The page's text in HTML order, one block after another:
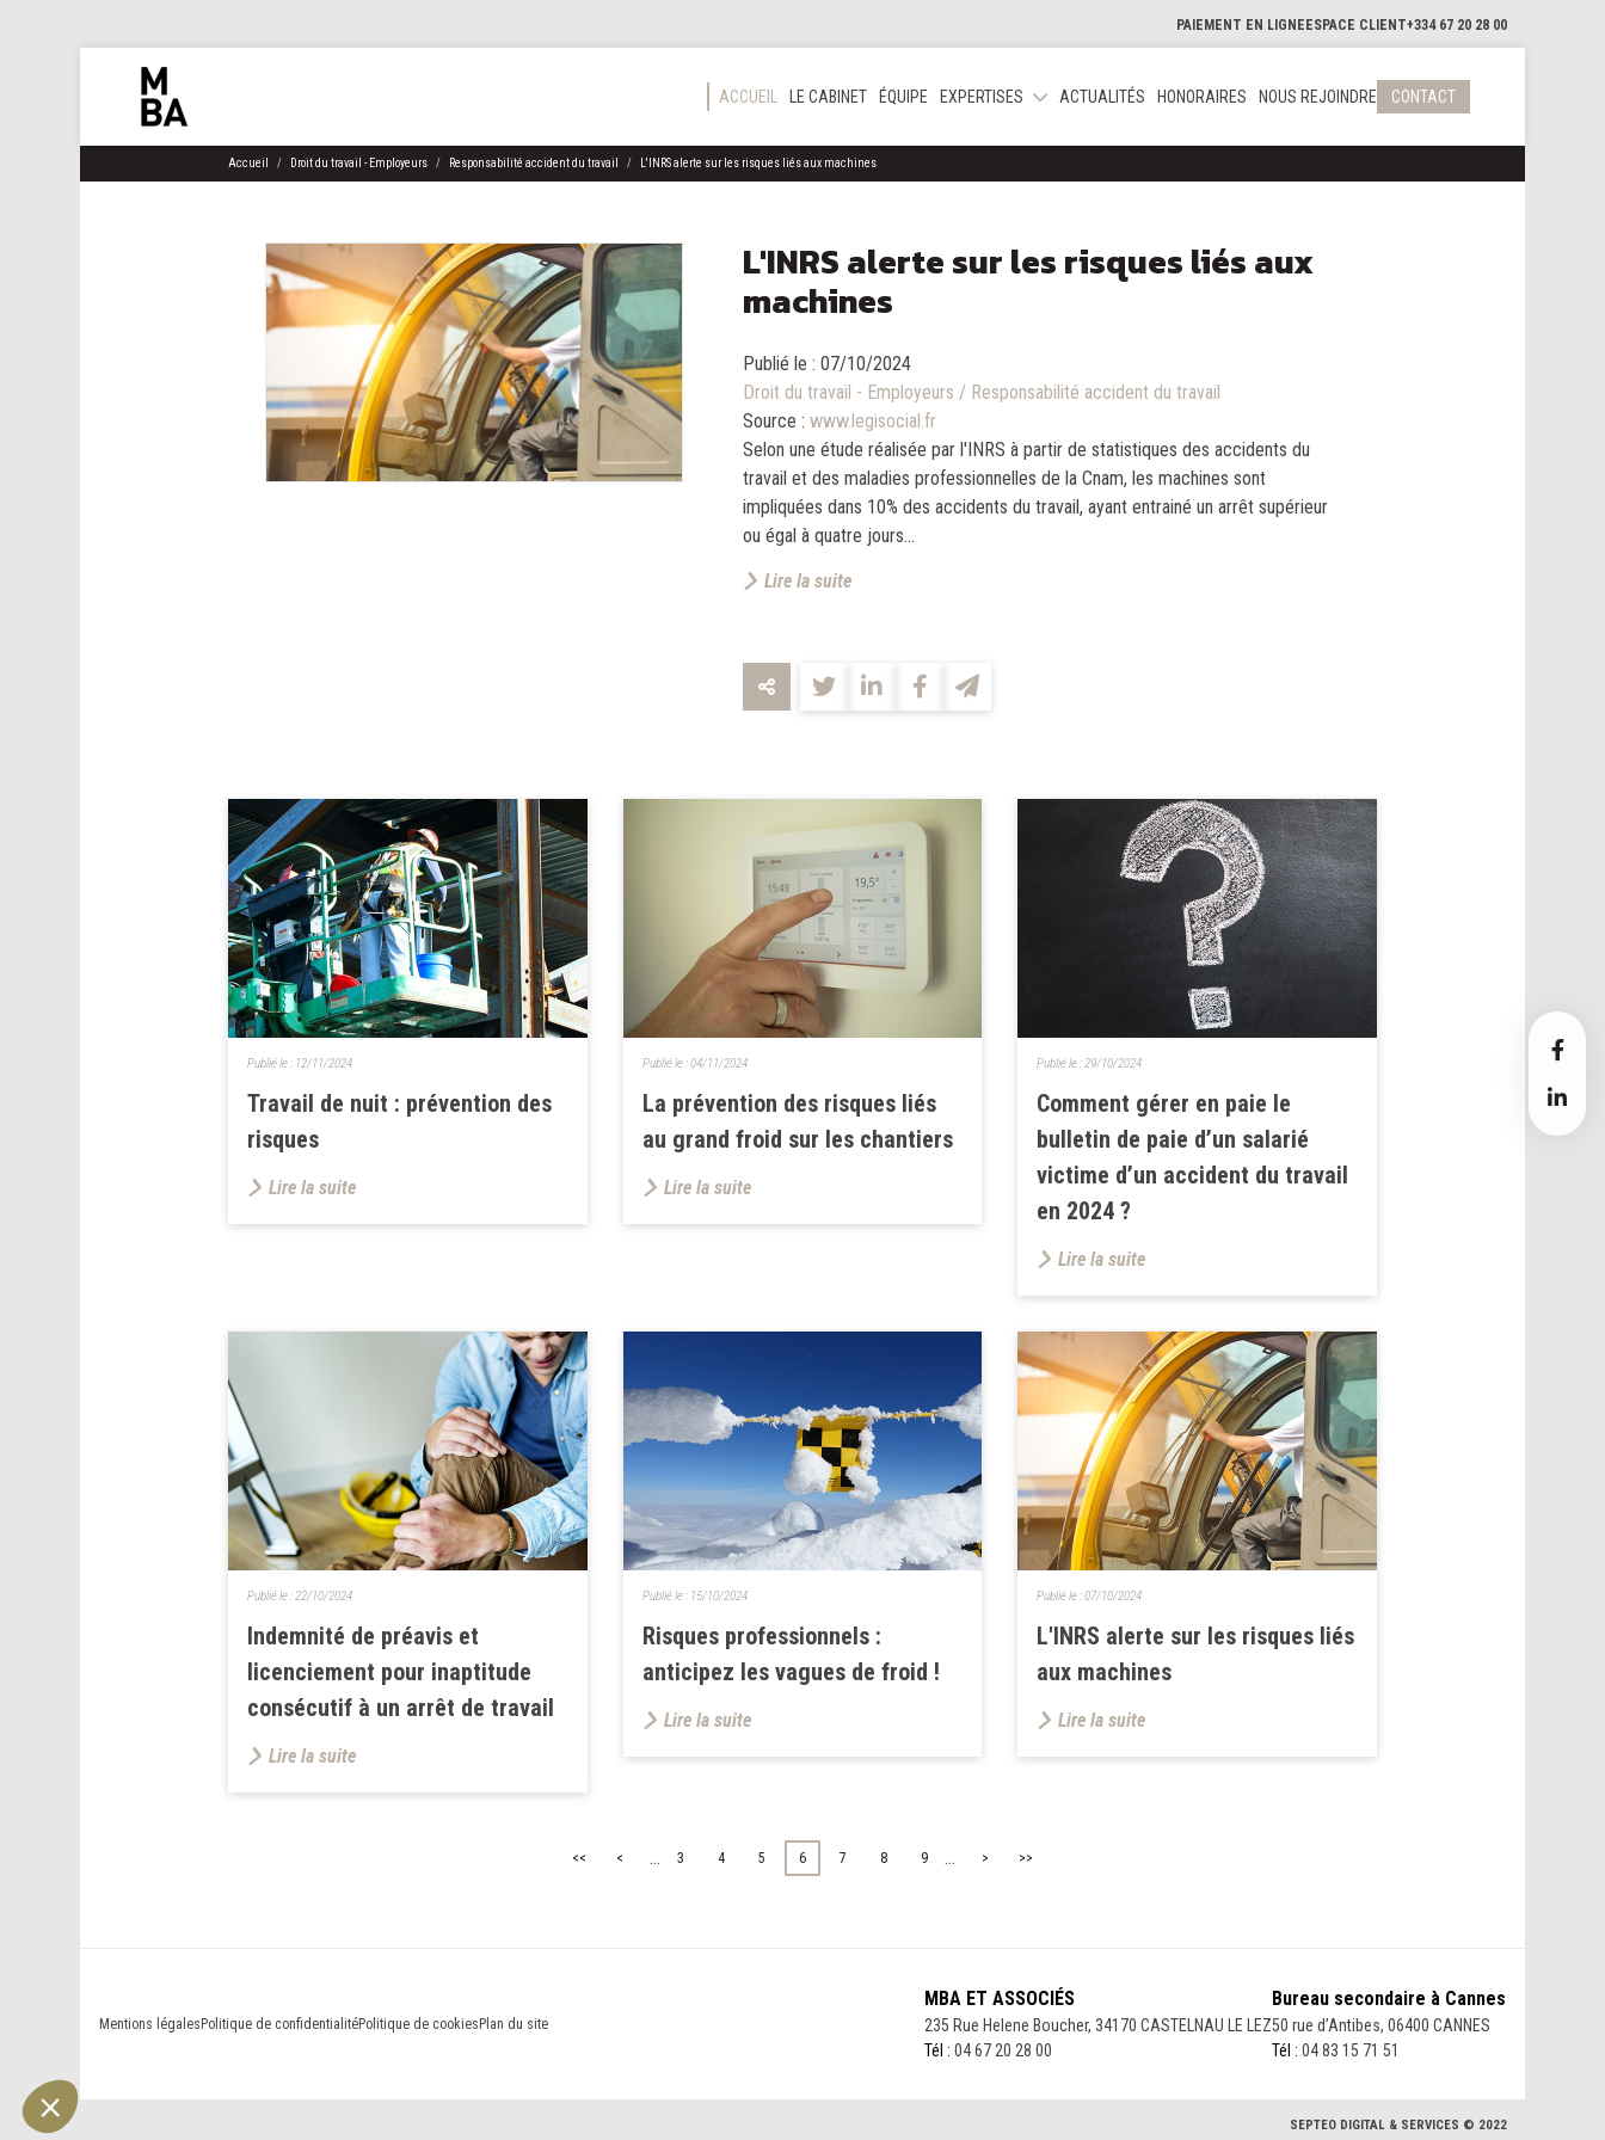
PAIEMENT EN LIGNE ESPACE CLIENT+334 67 20 28 00
ACCUEIL LE CABINET ÉQUIPE EXPERTISES ACTUALITÉS HONORAIRES NOUS REJOINDRE CONTACT
Accueil Droit du travail - Employeurs Responsabilité accident du travail L'INRS alerte sur les risques liés aux machines
L'INRS alerte sur les risques liés aux
machines
Publié le : 07/10/2024
Droit du travail - Employeurs / Responsabilité accident du travail
Source : www.legisocial.fr
Selon une étude réalisée par l'INRS à partir de statistiques des accidents du
travail et des maladies professionnelles de la Cnam, les machines sont
impliquées dans 10% des accidents du travail, ayant entrainé un arrêt supérieur
ou égal à quatre jours...
Lire la suite
Travail de nuit : prévention des
risques
Publié le : 12/11/2024
Lire la suite
La prévention des risques liés
au grand froid sur les chantiers
Publié le :04/11/2024
Lire la suite
Comment gérer en paie le
bulletin de paie d’un salarié
victime d’un accident du travail
en 2024 ?
Publié le :29/10/2024
Lire la suite
Indemnité de préavis et
licenciement pour inaptitude
consécutif à un arrêt de travail
Publié le :22/10/2024
Lire la suite
Risques professionnels :
anticipez les vagues de froid !
Publié le : 15/10/2024
Lire la suite
L'INRS alerte sur les risques liés
aux machines
Publié le :07/10/2024
Lire la suite
<< < ... 3 4 5 6 7 8 9 ... > >>
Mentions légales Politique de confidentialitéPolitique de cookies Plan du site
MBA ET ASSOCIÉS
235 Rue Helene Boucher, 34170 CASTELNAU LE LEZ
Tél : 04 67 20 28 00
Bureau secondaire à Cannes
50 rue d’Antibes, 06400 CANNES
Tél : 04 83 15 71 51
SEPTEO DIGITAL & SERVICES © 2022